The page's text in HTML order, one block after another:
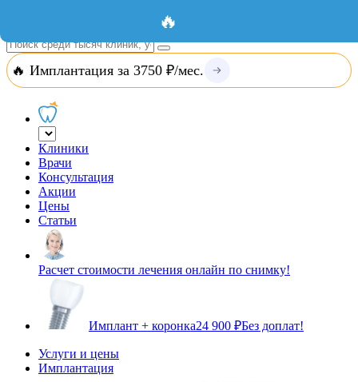
🔥 Имплантация за 3750 ₽/мес.
Клиники
Врачи
Консультация
Акции
Цены
Статьи
Расчет стоимости лечения онлайн по снимку!
Имплант + коронка24 900 ₽Без доплат!
Услуги и цены
Имплантация
🔥